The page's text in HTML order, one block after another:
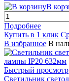
В
Подробнее
Купить в 1 клик
В избранное В
Быстрый просмотр
Светильник